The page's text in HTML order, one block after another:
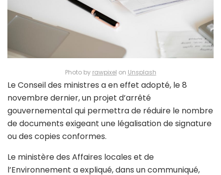
Photo by rawpixel on Unsplash
Le Conseil des ministres a en effet adopté, le 8
novembre dernier, un projet d’arrêté
gouvernemental qui permettra de réduire le nombre
de documents exigeant une légalisation de signature
ou des copies conformes.
Le ministère des Affaires locales et de
l’Environnement a expliqué, dans un communiqué,